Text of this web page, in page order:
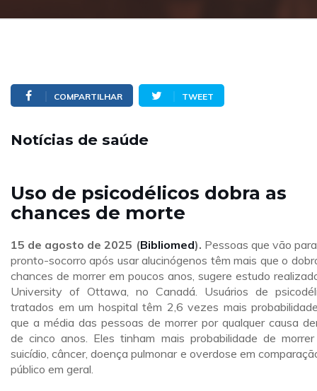
COMPARTILHAR TWEET
Notícias de saúde
Uso de psicodélicos dobra as
chances de morte
15 de agosto de 2025 (Bibliomed). Pessoas que vão
pronto-socorro após usar alucinógenos têm mais que o
chances de morrer em poucos anos, sugere estudo
University of Ottawa, no Canadá. Usuários de
tratados em um hospital têm 2,6 vezes mais
que a média das pessoas de morrer por qualquer causa
de cinco anos. Eles tinham mais probabilidade de
suicídio, câncer, doença pulmonar e overdose em
público em geral.